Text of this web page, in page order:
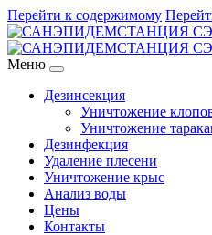
Перейти к содержимому
Меню
Дезинсекция
Уничтожение
Уничтожение
Дезинфекция
Удаление плесени
Уничтожение крыс
Анализ воды
Цены
Контакты